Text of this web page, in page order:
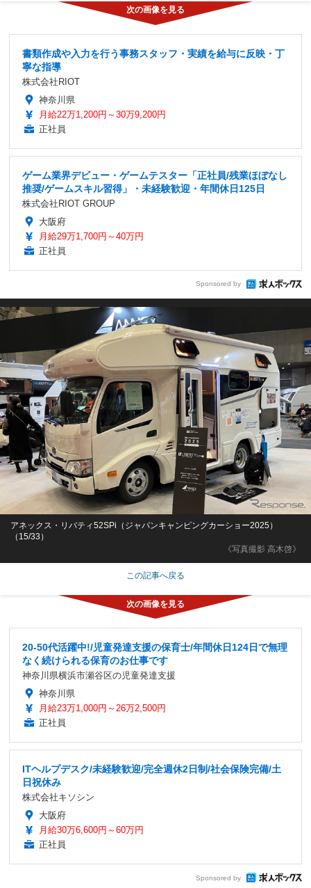
書類作成や入力を行う事務スタッフ・実績を給与に反映・丁
寧な指導
株式会社RIOT
神奈川県
月給22万1,200円～30万9,200円
正社員
ゲーム業界デビュー・ゲームテスター「正社員/残業ほぼなし
推奨/ゲームスキル習得」・未経験歓迎・年間休日125日
株式会社RIOT GROUP
大阪府
月給29万1,700円～40万円
正社員
Sponsored by
《写真撮影 高木啓》
アネックス・リバティ52SPi（ジャパンキャンピングカーショー2025）
（15/33）
この記事へ戻る
20-50代活躍中!/児童発達支援の保育士/年間休日124日で無理
なく続けられる保育のお仕事です
神奈川県横浜市瀬谷区の児童発達支援
神奈川県
月給23万1,000円～26万2,500円
正社員
ITヘルプデスク/未経験歓迎/完全週休2日制/社会保険完備/土
日祝休み
株式会社キソシン
大阪府
月給30万6,600円～60万円
正社員
Sponsored by